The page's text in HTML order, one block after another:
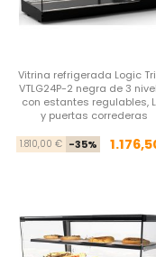
Vitrina refrigerada Logic
VTLG24P-2 negra de 3
con estantes regulables,
y puertas correderas
1.810,00 € -35%